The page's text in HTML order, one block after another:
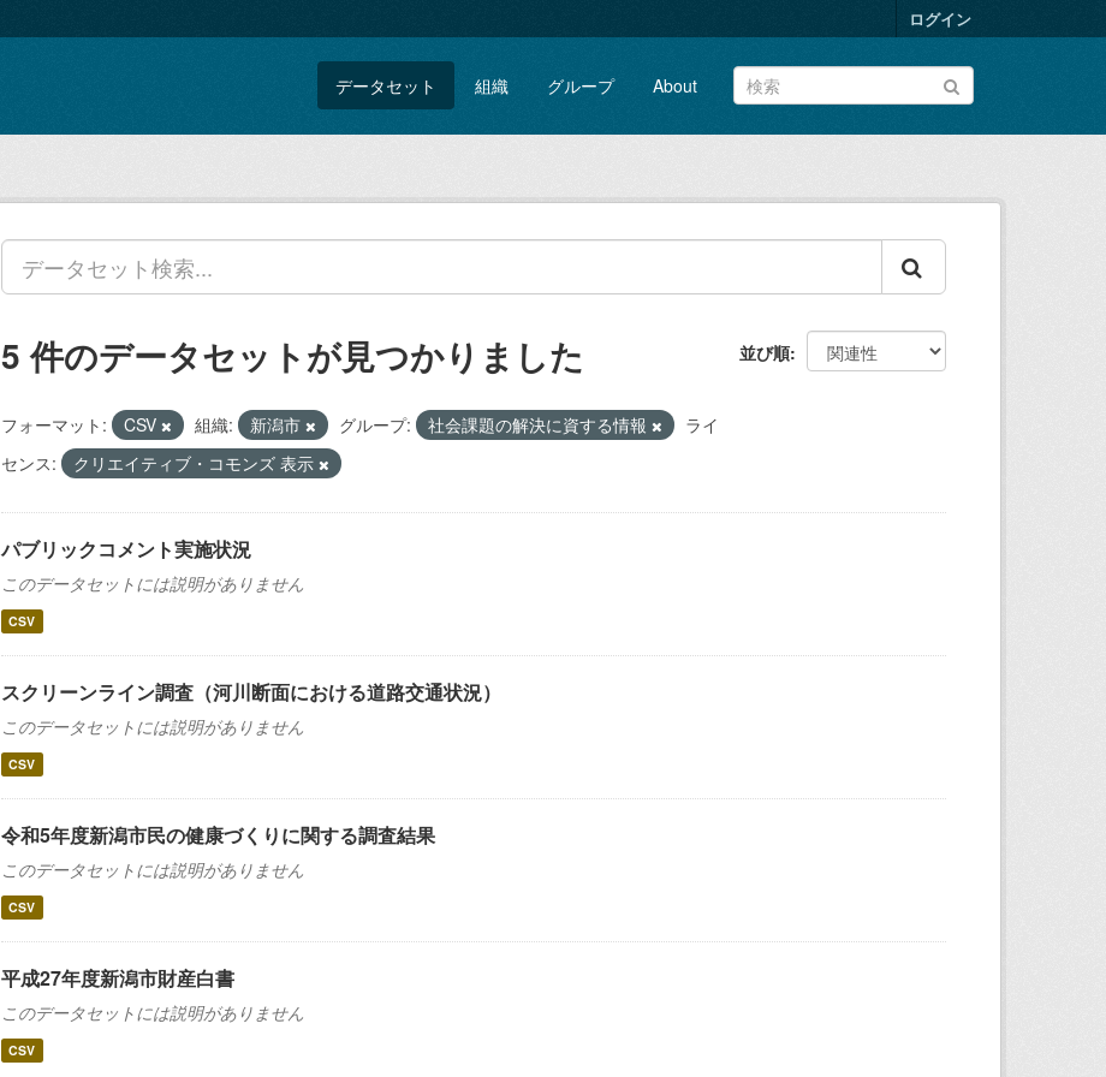
ログイン
データセット 組織 グループ About
並び順
5 件のデータセットが見つかりました
フォーマット: CSV 組織: 新潟市 グループ: 社会課題の解決に資する情報
ライ
センス:
クリエイティブ・コモンズ 表示
パブリックコメント実施状況
このデータセットには説明がありません
CSV
スクリーンライン調査（河川断面における道路交通状況）
このデータセットには説明がありません
CSV
令和5年度新潟市民の健康づくりに関する調査結果
このデータセットには説明がありません
CSV
平成27年度新潟市財産白書
このデータセットには説明がありません
CSV